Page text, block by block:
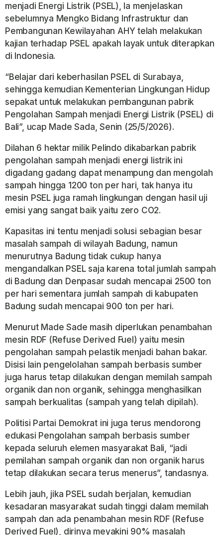
menjadi Energi Listrik (PSEL), Ia menjelaskan
sebelumnya Mengko Bidang Infrastruktur dan
Pembangunan Kewilayahan AHY telah melakukan
kajian terhadap PSEL apakah layak untuk diterapkan
di Indonesia.
“Belajar dari keberhasilan PSEL di Surabaya,
sehingga kemudian Kementerian Lingkungan Hidup
sepakat untuk melakukan pembangunan pabrik
Pengolahan Sampah menjadi Energi Listrik (PSEL) di
Bali”, ucap Made Sada, Senin (25/5/2026).
Dilahan 6 hektar milik Pelindo dikabarkan pabrik
pengolahan sampah menjadi energi listrik ini
digadang gadang dapat menampung dan mengolah
sampah hingga 1200 ton per hari, tak hanya itu
mesin PSEL juga ramah lingkungan dengan hasil uji
emisi yang sangat baik yaitu zero CO2.
Kapasitas ini tentu menjadi solusi sebagian besar
masalah sampah di wilayah Badung, namun
menurutnya Badung tidak cukup hanya
mengandalkan PSEL saja karena total jumlah sampah
di Badung dan Denpasar sudah mencapai 2500 ton
per hari sementara jumlah sampah di kabupaten
Badung sudah mencapai 900 ton per hari.
Menurut Made Sade masih diperlukan penambahan
mesin RDF (Refuse Derived Fuel) yaitu mesin
pengolahan sampah pelastik menjadi bahan bakar.
Disisi lain pengelolahan sampah berbasis sumber
juga harus tetap dilakukan dengan memilah sampah
organik dan non organik, sehingga menghasilkan
sampah berkualitas (sampah yang telah dipilah).
Politisi Partai Demokrat ini juga terus mendorong
edukasi Pengolahan sampah berbasis sumber
kepada seluruh elemen masyarakat Bali, “jadi
pemilahan sampah organik dan non organik harus
tetap dilakukan secara terus menerus”, tandasnya.
Lebih jauh, jika PSEL sudah berjalan, kemudian
kesadaran masyarakat sudah tinggi dalam memilah
sampah dan ada penambahan mesin RDF (Refuse
Derived Fuel), dirinya meyakini 90% masalah